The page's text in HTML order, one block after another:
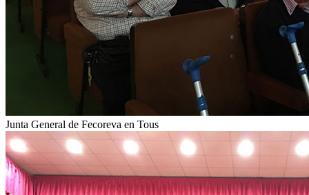
Junta General de Fecoreva en Tous